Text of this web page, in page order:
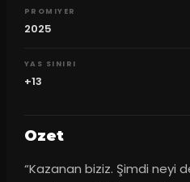
PROMIYER
2025
YAS SINIRI
+13
Ozet
“Kazanan biziz. Şimdi neyi